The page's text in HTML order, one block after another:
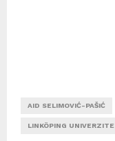
AID SELIMOVIĆ-PAŠIĆ
LINKÖPING